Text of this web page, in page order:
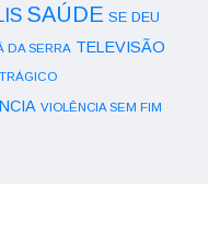
SAÚDE SE DEU
DA SERRA TELEVISÃO
TRÁGICO
VIOLÊNCIA SEM FIM